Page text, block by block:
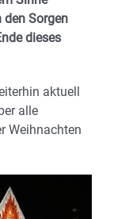
den Sorgen
dieses
aktuell
alle
Weihnachten